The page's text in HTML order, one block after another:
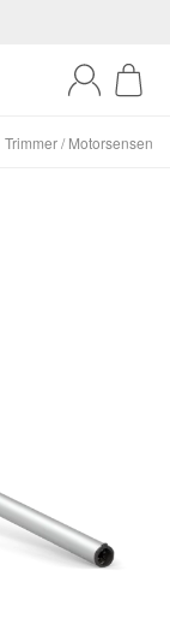
Trimmer / Motorsensen